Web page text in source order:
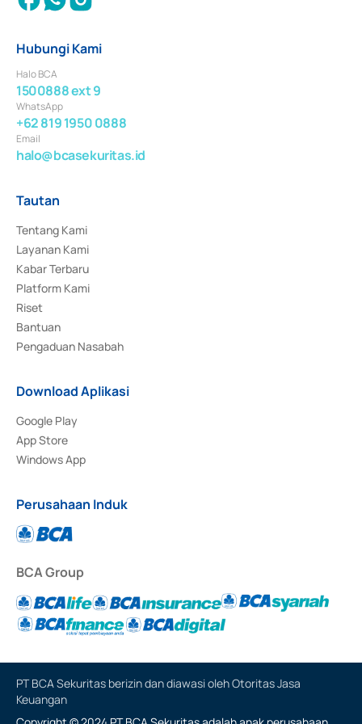
Hubungi Kami
Halo BCA
1500888 ext 9
WhatsApp
+62 819 1950 0888
Email
halo@bcasekuritas.id
Tautan
Tentang Kami
Layanan Kami
Kabar Terbaru
Platform Kami
Riset
Bantuan
Pengaduan Nasabah
Download Aplikasi
Google Play
App Store
Windows App
Perusahaan Induk
BCA Group
PT BCA Sekuritas berizin dan diawasi oleh Otoritas Jasa
Keuangan